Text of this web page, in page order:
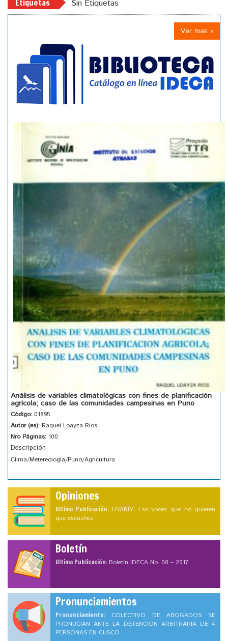
Etiquetas Sin Etiquetas
Ver mas »
Análisis de variables climatológicas con fines de planificación
agrícola; caso de las comunidades campesinas en Puno
Código: 01895
Autor (es): Raquel Loayza Rios
Nro Páginas: 100
Descripción
Clima/Metereología/Puno/Agricultura
Opiniones
Ultima Publicación: UYARIY: Las voces que no quieren
que escuches
Boletín
Ultima Publicación:Boletín IDECA No. 08 – 2017
Pronunciamientos
Pronunciamiento: COLECTIVO DE ABOGADOS SE
PRONUCIAN ANTE LA DETENCION ARBITRARIA DE 4
PERSONAS EN CUSCO